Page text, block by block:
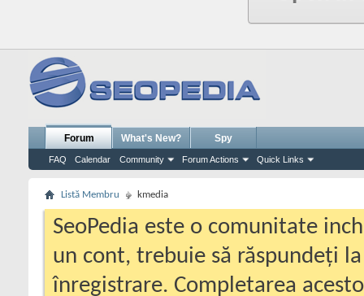
Forum
FAQ Calendar Community Forum Actions Quick Links
What's New? Spy
Listă Membru kmedia
SeoPedia este o comunitate
un cont, trebuie să răspundeți
înregistrare. Completarea